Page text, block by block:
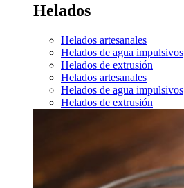
Helados
Helados artesanales
Helados de agua impulsivos
Helados de extrusión
Helados artesanales
Helados de agua impulsivos
Helados de extrusión